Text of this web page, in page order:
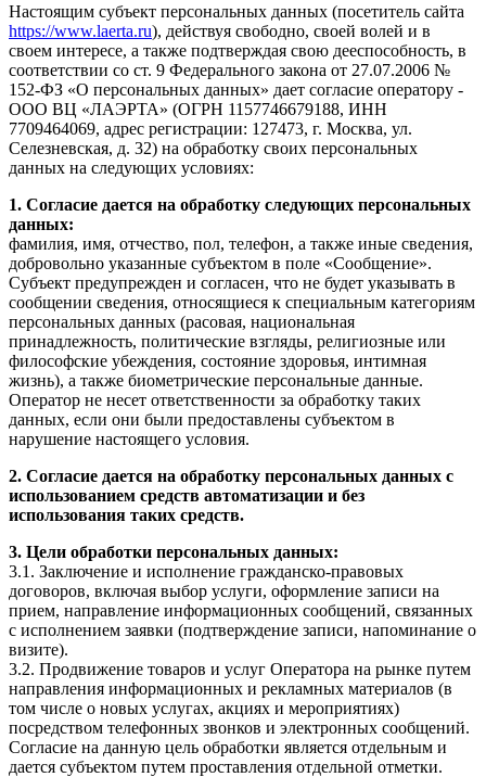
Настоящим субъект персональных данных (посетитель сайта
https://www.laerta.ru), действуя свободно, своей волей и в
своем интересе, а также подтверждая свою дееспособность, в
соответствии со ст. 9 Федерального закона от 27.07.2006 №
152-ФЗ «О персональных данных» дает согласие оператору -
ООО ВЦ «ЛАЭРТА» (ОГРН 1157746679188, ИНН
7709464069, адрес регистрации: 127473, г. Москва, ул.
Селезневская, д. 32) на обработку своих персональных
данных на следующих условиях:
1. Согласие дается на обработку следующих персональных
данных:
фамилия, имя, отчество, пол, телефон, а также иные сведения,
добровольно указанные субъектом в поле «Сообщение».
Субъект предупрежден и согласен, что не будет указывать в
сообщении сведения, относящиеся к специальным категориям
персональных данных (расовая, национальная
принадлежность, политические взгляды, религиозные или
философские убеждения, состояние здоровья, интимная
жизнь), а также биометрические персональные данные.
Оператор не несет ответственности за обработку таких
данных, если они были предоставлены субъектом в
нарушение настоящего условия.
2. Согласие дается на обработку персональных данных с
использованием средств автоматизации и без
использования таких средств.
3. Цели обработки персональных данных:
3.1. Заключение и исполнение гражданско-правовых
договоров, включая выбор услуги, оформление записи на
прием, направление информационных сообщений, связанных
с исполнением заявки (подтверждение записи, напоминание о
визите).
3.2. Продвижение товаров и услуг Оператора на рынке путем
направления информационных и рекламных материалов (в
том числе о новых услугах, акциях и мероприятиях)
посредством телефонных звонков и электронных сообщений.
Согласие на данную цель обработки является отдельным и
дается субъектом путем проставления отдельной отметки.